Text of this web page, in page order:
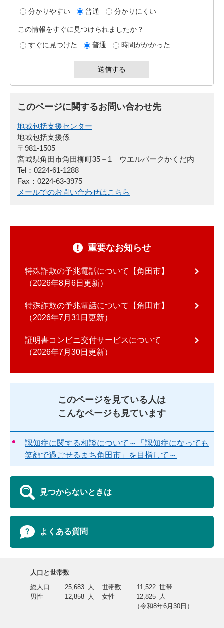
分かりやすい
普通 分かりにくい
この情報をすぐに見つけられましたか？
すぐに見つけた
普通 時間がかかった
このページに関するお問い合わせ先
地域包括支援センター
地域包括支援係
〒981-1505
宮城県角田市角田柳町35－1 ウエルパークかくだ内
Tel：0224-61-1288
Fax：0224-63-3975
メールでのお問い合わせはこちら
重要なお知らせ
特殊詐欺の予兆電話について【角田市】
2026年8月6日更新
特殊詐欺の予兆電話について【角田市】
2026年7月31日更新
証明書コンビニ交付サービスについて
2026年7月30日更新
このページを見ている人は
こんなページも見ています
認知症に関する相談について～「認知症になっても
笑顔で過ごせるまち角田市」を目指して～
見つからないときは
よくある質問
人口と世帯数
総人口
25,683 人 世帯数 11,522 世帯
男性
12,858 人 女性 12,825 人
（令和8年6月30日）